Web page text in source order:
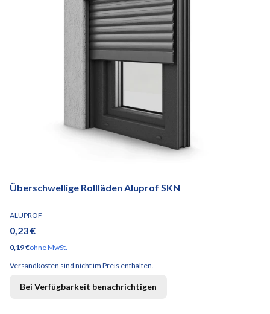
Überschwellige Rollläden Aluprof SKN
HERSTELLER
ALUPROF
Preis
0,23 €
Preis
0,19 €ohne MwSt.
Versandkosten sind nicht im Preis enthalten.
Bei Verfügbarkeit benachrichtigen